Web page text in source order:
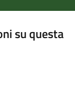
su questa